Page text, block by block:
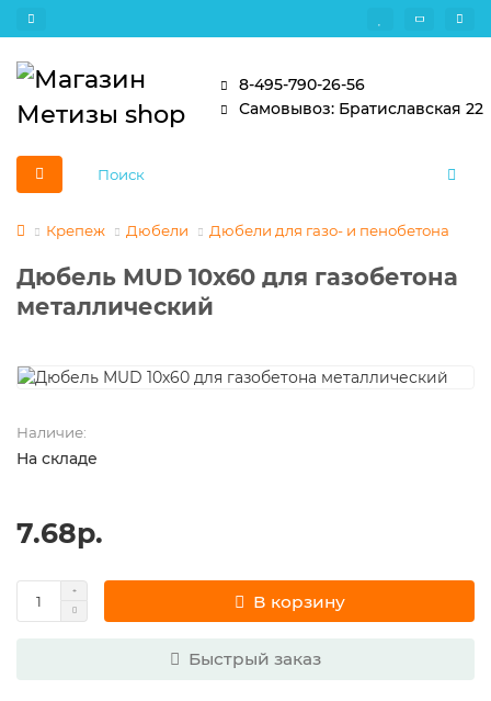
8-495-790-26-56
Самовывоз: Братиславская 22
Крепеж Дюбели Дюбели для газо- и пенобетона
Дюбель MUD 10х60 для газобетона
металлический
Наличие:
На складе
7.68р.
В корзину
Быстрый заказ